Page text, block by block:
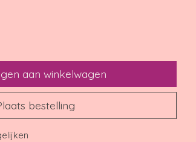
aan winkelwagen
bestelling